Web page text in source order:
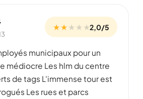
★ ★★ ★ ★2,0/5
municipaux pour un
médiocre Les hlm du centre
de tags L'immense tour est
Les rues et parcs